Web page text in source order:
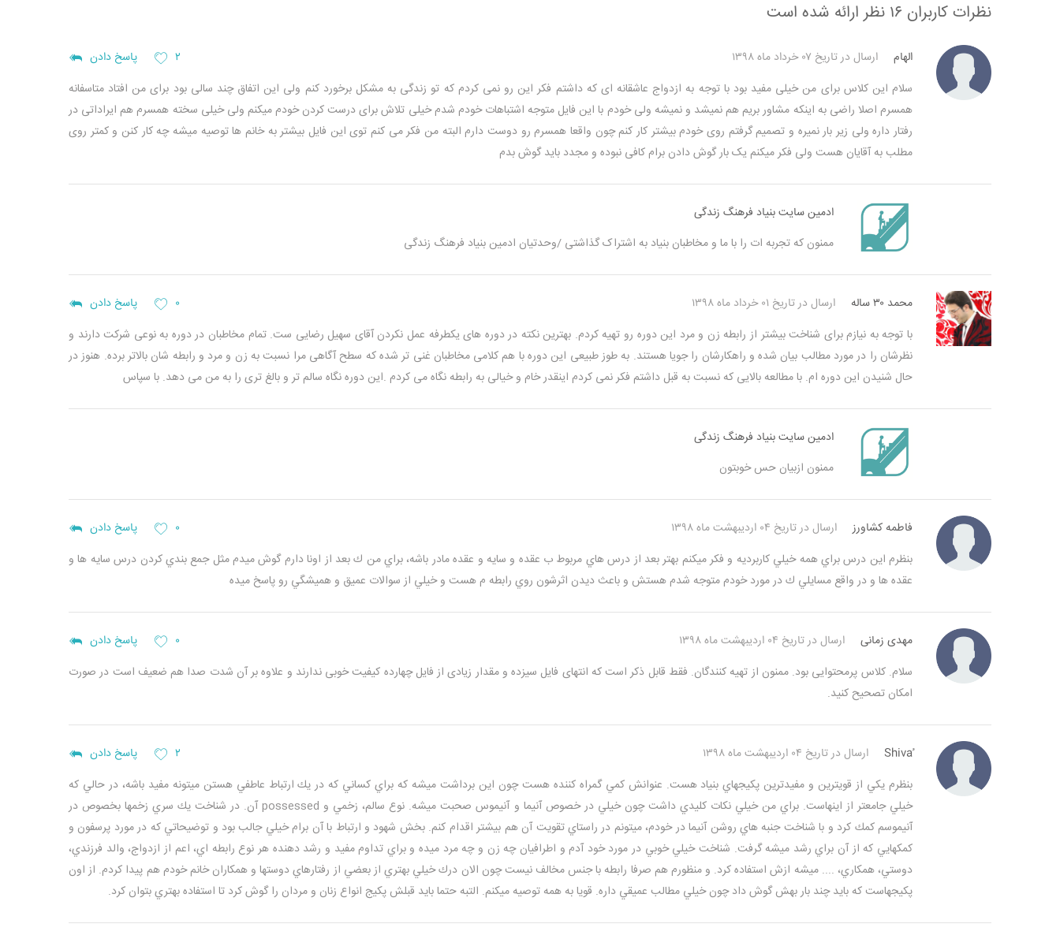
نظرات کاربران ۱۶ نظر ارائه شده است
الهام ارسال در تاریخ ۰۷ خرداد ماه ۱۳۹۸ ۲ پاسخ دادن
سلام این کلاس برای من خیلی مفید بود با توجه به ازدواج عاشقانه ای که داشتم فکر این رو نمی کردم که تو زندگی به مشکل برخورد کنم ولی این اتفاق چند سالی بود برای من افتاد متاسفانه
همسرم اصلا راضی به اینکه مشاور بریم هم نمیشد و نمیشه ولی خودم با این فایل متوجه اشتباهات خودم شدم خیلی تلاش برای درست کردن خودم میکنم ولی خیلی سخته همسرم هم ایراداتی در
رفتار داره ولی زیر بار نمیره و تصمیم گرفتم روی خودم بیشتر کار کنم چون واقعا همسرم رو دوست دارم البته من فکر می کنم توی این فایل بیشتر به خانم ها توصیه میشه چه کار کنن و کمتر روی
مطلب به آقایان هست ولی فکر میکنم یک بار گوش دادن برام کافی نبوده و مجدد باید گوش بدم
ادمین سایت بنیاد فرهنگ زندگی
ممنون که تجربه ات را با ما و مخاطبان بنیاد به اشتراک گذاشتی /وحدتیان ادمین بنیاد فرهنگ زندگی
محمد ۳۰ ساله ارسال در تاریخ ۰۱ خرداد ماه ۱۳۹۸ ۰ پاسخ دادن
با توجه به نیازم برای شناخت بیشتر از رابطه زن و مرد این دوره رو تهیه کردم. بهترین نکته در دوره های یکطرفه عمل نکردن آقای سهیل رضایی ست. تمام مخاطبان در دوره به نوعی شرکت دارند و
نظرشان را در مورد مطالب بیان شده و راهکارشان را جویا هستند. به طوز طبیعی این دوره با هم کلامی مخاطبان غنی تر شده که سطح آگاهی مرا نسبت به زن و مرد و رابطه شان بالاتر برده. هنوز در
حال شنیدن این دوره ام. با مطالعه بالایی که نسبت به قبل داشتم فکر نمی کردم اینقدر خام و خیالی به رابطه نگاه می کردم .این دوره نگاه سالم تر و بالغ تری را به من می دهد. با سپاس
ادمین سایت بنیاد فرهنگ زندگی
ممنون ازبیان حس خوبتون
فاطمه كشاورز ارسال در تاریخ ۰۴ اردیبهشت ماه ۱۳۹۸ ۰ پاسخ دادن
بنظرم اين درس براي همه خيلي كاربرديه و فكر ميكنم بهتر بعد از درس هاي مربوط ب عقده و سايه و عقده مادر باشه، براي من ك بعد از اونا دارم گوش ميدم مثل جمع بندي كردن درس سايه ها و
عقده ها و در واقع مسايلي ك در مورد خودم متوجه شدم هستش و باعث ديدن اثرشون روي رابطه م هست و خيلي از سوالات عميق و هميشگي رو پاسخ ميده
مهدی زمانی ارسال در تاریخ ۰۴ اردیبهشت ماه ۱۳۹۸ ۰ پاسخ دادن
سلام. کلاس پرمحتوایی بود. ممنون از تهیه کنندگان. فقط قابل ذکر است که انتهای فایل سیزده و مقدار زیادی از فایل چهارده کیفیت خوبی ندارند و علاوه بر آن شدت صدا هم ضعیف است در صورت
امکان تصحیح کنید.
ارسال در تاریخ ۰۴ اردیبهشت ماه ۱۳۹۸ ۲ پاسخ دادن
بنظرم يكي از قويترين و مفيدترين پكيجهاي بنياد هست. عنوانش كمي گمراه كننده هست چون اين برداشت ميشه كه براي كساني كه در يك ارتباط عاطفي هستن ميتونه مفيد باشه، در حالي كه
خيلي جامعتر از اينهاست.
براي من خيلي نكات كليدي داشت چون خيلي در خصوص آنيما و آنيموس صحبت ميشه. نوع سالم، زخمي و possessed آن. در شناخت يك سري زخمها بخصوص در
آنيموسم كمك كرد و با شناخت جنبه هاي روشن آنيما در خودم، ميتونم در راستاي تقويت آن هم بيشتر اقدام كنم. بخش شهود و ارتباط با آن برام خيلي جالب بود و توضيحاتي كه در مورد پرسفون و
كمكهايي كه از آن براي رشد ميشه گرفت. شناخت خيلي خوبي در مورد خود آدم و اطرافيان چه زن و چه مرد ميده و براي تداوم مفيد و رشد دهنده هر نوع رابطه اي، اعم از ازدواج، والد فرزندي،
دوستي، همكاري، .... ميشه ازش استفاده كرد. و منظورم هم صرفا رابطه با جنس مخالف نيست چون الان درك خيلي بهتري از بعضي از رفتارهاي دوستها و همكاران خانم خودم هم پيدا كردم. از اون
پكيجهاست كه بايد چند بار بهش گوش داد چون خيلي مطالب عميقي داره. قويا به همه توصيه ميكنم. التبه حتما بايد قبلش پكيج انواع زنان و مردان را گوش كرد تا استفاده بهتري بتوان كرد.